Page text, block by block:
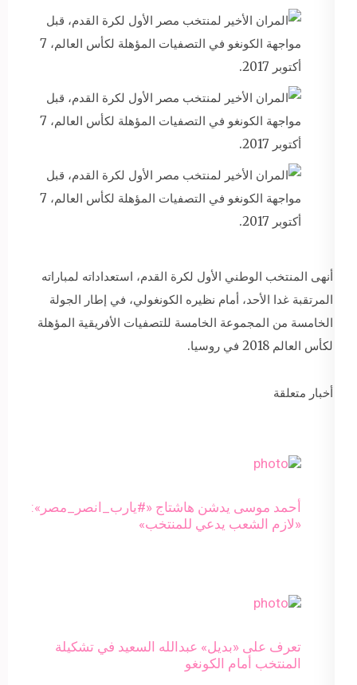
أنهى المنتخب الوطني الأول لكرة القدم، استعداداته لمباراته
المرتقبة غدا الأحد، أمام نظيره الكونغولي، في إطار الجولة
الخامسة من المجموعة الخامسة للتصفيات الأفريقية المؤهلة
لكأس العالم 2018 في روسيا.
أخبار متعلقة
أحمد موسى يدشن هاشتاج «#يارب_انصر_مصر»:
«لازم الشعب يدعي للمنتخب»
تعرف على «بديل» عبدالله السعيد في تشكيلة
المنتخب أمام الكونغو